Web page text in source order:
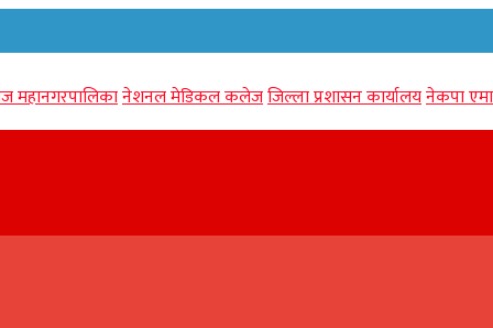
महानगरपालिकानेशनल मेडिकल कलेजजिल्ला प्रशासन कार्यालयनेकपा